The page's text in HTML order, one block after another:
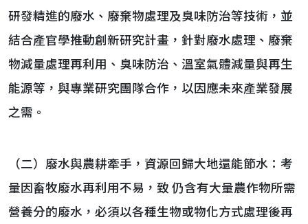
研發精進的廢水、廢棄物處理及臭味防治等技術，並
結合產官學推動創新研究計畫，針對廢水處理、廢棄
物減量處理再利用、臭味防治、溫室氣體減量與再生
能源等，與專業研究團隊合作，以因應未來產業發展
之需。
（二）廢水與農耕牽手，資源回歸大地還能節水：考
量因畜牧廢水再利用不易，致 仍含有大量農作物所需
營養分的廢水，必須以各種生物或物化方式處理後再